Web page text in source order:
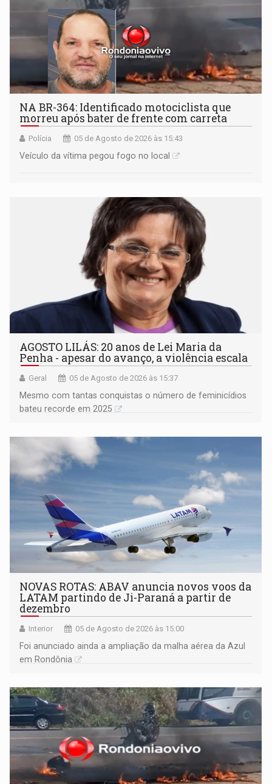
NA BR-364: Identificado motociclista que
morreu após bater de frente com carreta
Polícia 05 de Agosto de 2026 às 15:43
Veículo da vítima pegou fogo no local
AGOSTO LILÁS: 20 anos de Lei Maria da
Penha - apesar do avanço, a violência escala
Geral 05 de Agosto de 2026 às 15:37
Mesmo com tantas conquistas o número de feminicídios
bateu recorde em 2025
NOVAS ROTAS: ABAV anuncia novos voos da
LATAM partindo de Ji-Paraná a partir de
dezembro
Interior 05 de Agosto de 2026 às 15:00
Foi anunciado ainda a ampliação da malha aérea da Azul
em Rondônia